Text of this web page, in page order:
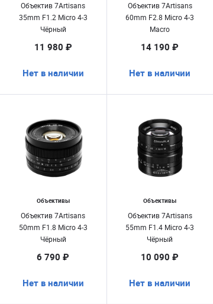
Объектив 7Artisans
35mm F1.2 Micro 4-3
Чёрный
11 980 ₽
Нет в наличии
Объектив 7Artisans
60mm F2.8 Micro 4-3
Macro
14 190 ₽
Нет в наличии
Объективы
Объектив 7Artisans
50mm F1.8 Micro 4-3
Чёрный
6 790 ₽
Нет в наличии
Объективы
Объектив 7Artisans
55mm F1.4 Micro 4-3
Чёрный
10 090 ₽
Нет в наличии